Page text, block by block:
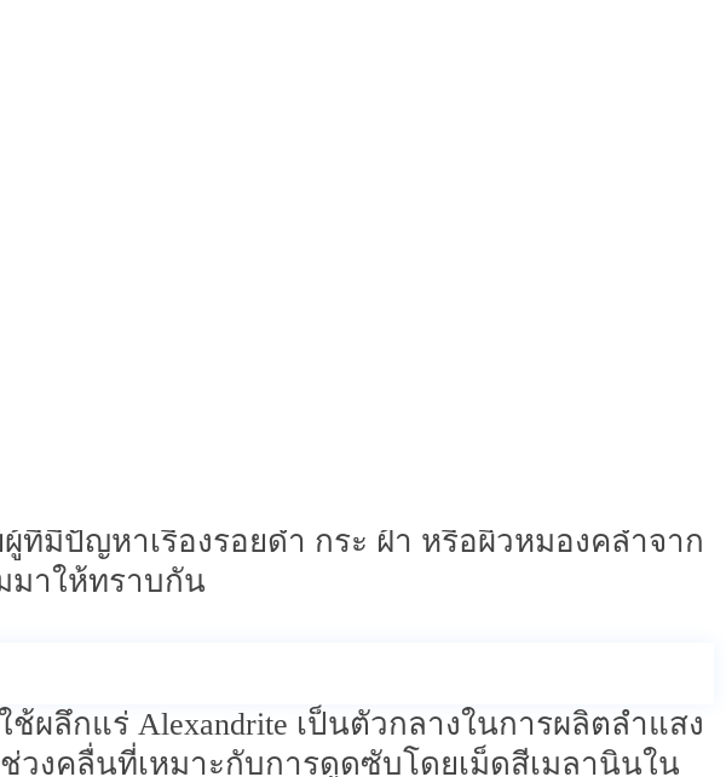
ที่ไม่จบสิ้น
จึงได้รับความนิยม เป็นเลเซอร์ที่ออกแบบมา
ผู้ที่มีปัญหาเรื่องรอยดำ กระ ฝ้า หรือผิวหมองคล้ำจาก
มาให้ทราบกัน
ช้ผลึกแร่ Alexandrite เป็นตัวกลางในการผลิตลำแสง
วงคลื่นที่เหมาะกับการดูดซับโดยเม็ดสีเมลานินใน